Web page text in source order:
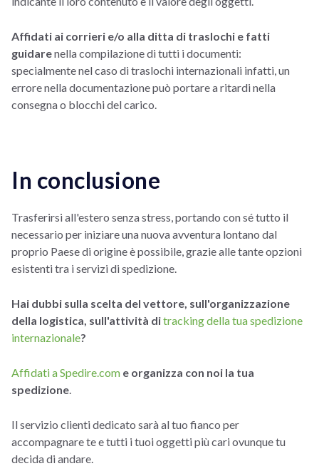
Affidati ai corrieri e/o alla ditta di traslochi e fatti
guidarenella compilazione di tutti i documenti:
specialmente nel caso di traslochi internazionali infatti, un
errore nella documentazione può portare a ritardi nella
consegna o blocchi del carico.
In conclusione
Trasferirsi all'estero senza stress, portando con sé tutto il
necessario per iniziare una nuova avventura lontano dal
proprio Paese di origine è possibile, grazie alle tante opzioni
esistenti tra i servizi di spedizione.
Hai dubbi sulla scelta del vettore, sull'organizzazione
della logistica, sull'attività ditracking della tua spedizione
internazionale?
Affidati a Spedire.com e organizza con noi la tua
spedizione.
Il servizio clienti dedicato sarà al tuo fianco per
accompagnare te e tutti i tuoi oggetti più cari ovunque tu
decida di andare.